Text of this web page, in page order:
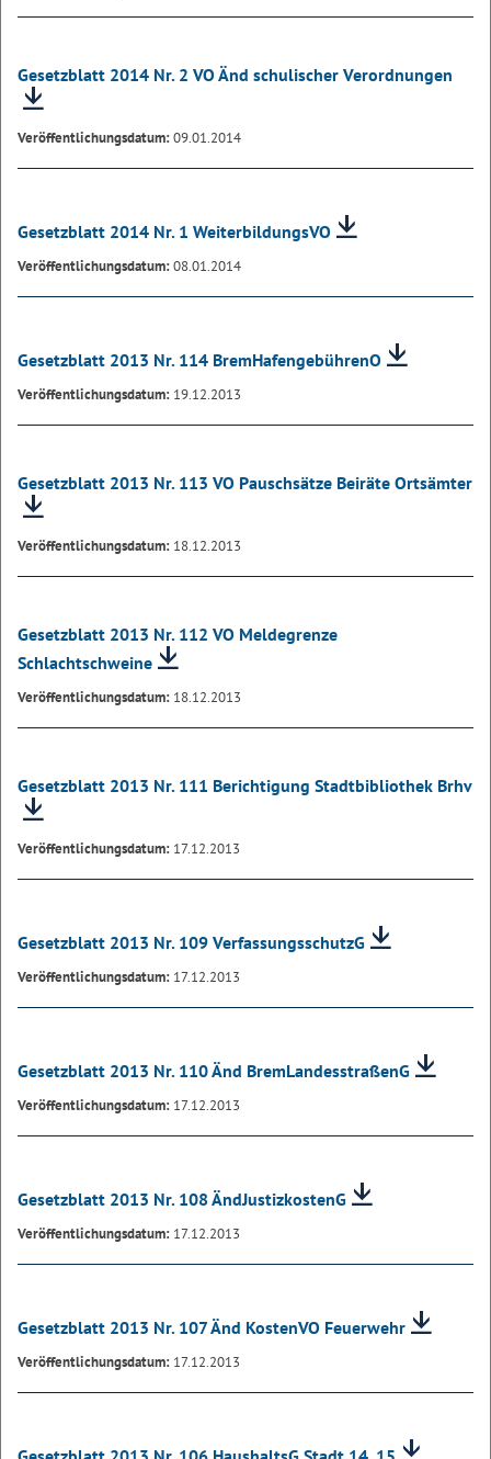
Gesetzblatt 2014 Nr. 2 VO Änd schulischer Verordnungen
Veröffentlichungsdatum:09.01.2014
Gesetzblatt 2014 Nr. 1 WeiterbildungsVO
Veröffentlichungsdatum:08.01.2014
Gesetzblatt 2013 Nr. 114 BremHafengebührenO
Veröffentlichungsdatum: 19.12.2013
Gesetzblatt 2013 Nr. 113 VO Pauschsätze Beiräte Ortsämter
Veröffentlichungsdatum: 18.12.2013
Gesetzblatt 2013 Nr. 112 VO Meldegrenze
Schlachtschweine
Veröffentlichungsdatum: 18.12.2013
Gesetzblatt 2013 Nr. 111 Berichtigung Stadtbibliothek Brhv
Veröffentlichungsdatum: 17.12.2013
Gesetzblatt 2013 Nr. 109 VerfassungsschutzG
Veröffentlichungsdatum: 17.12.2013
Gesetzblatt 2013 Nr. 110 Änd BremLandesstraßenG
Veröffentlichungsdatum: 17.12.2013
Gesetzblatt 2013 Nr. 108 ÄndJustizkostenG
Veröffentlichungsdatum: 17.12.2013
Gesetzblatt 2013 Nr. 107 Änd KostenVO Feuerwehr
Veröffentlichungsdatum: 17.12.2013